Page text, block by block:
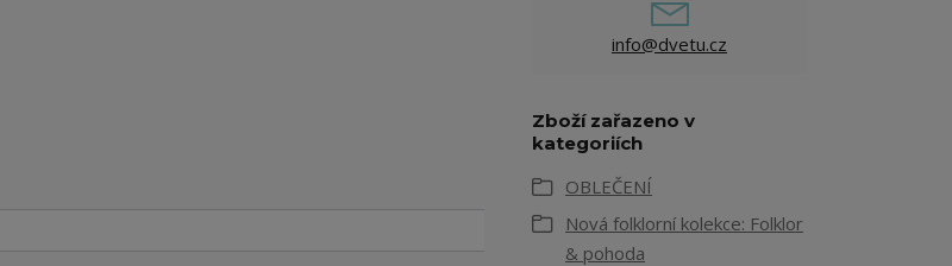
info@dvetu.cz
Zboží zařazeno v
kategoriích
OBLEČENÍ
Nová folklorní kolekce: Folklor
& pohoda